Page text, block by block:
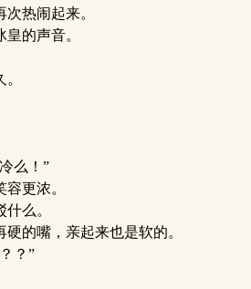
热闹起来。
的声音。
么！”
更浓。
么。
的嘴，亲起来也是软的。
？”